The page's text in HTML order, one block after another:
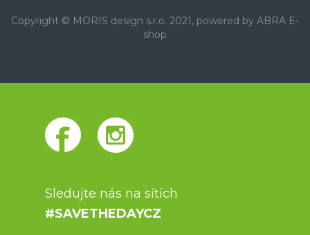
Copyright © MORIS design s.r.o. 2021, powered by ABRA E-
shop
Sledujte nás na sítích
#SAVETHEDAYCZ